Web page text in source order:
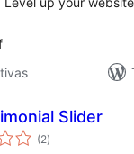
Slider
(2total
de
)